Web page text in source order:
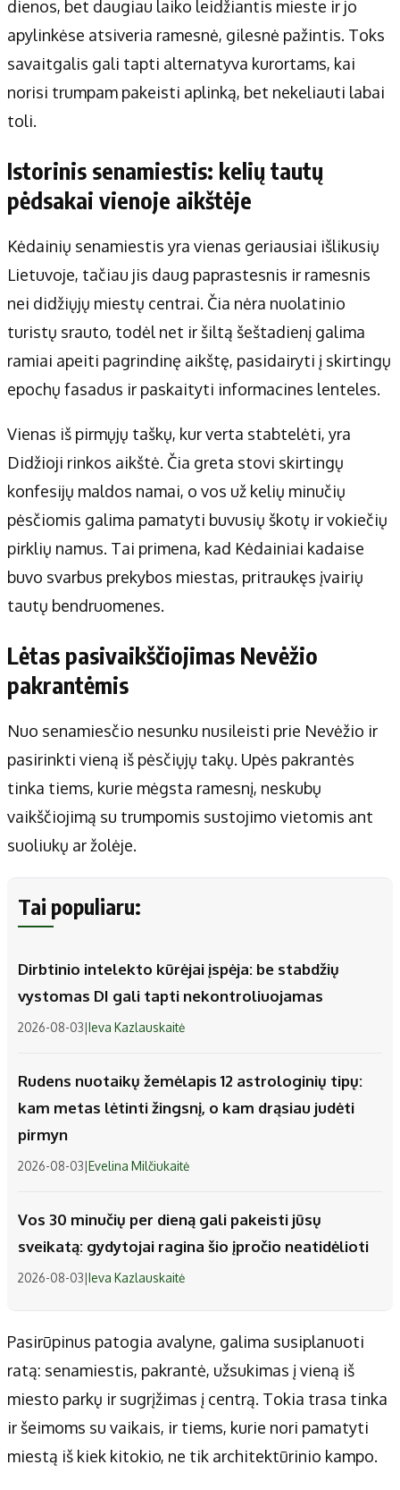
dienos, bet daugiau laiko leidžiantis mieste ir jo
apylinkėse atsiveria ramesnė, gilesnė pažintis. Toks
savaitgalis gali tapti alternatyva kurortams, kai
norisi trumpam pakeisti aplinką, bet nekeliauti labai
toli.
Istorinis senamiestis: kelių tautų
pėdsakai vienoje aikštėje
Kėdainių senamiestis yra vienas geriausiai išlikusių
Lietuvoje, tačiau jis daug paprastesnis ir ramesnis
nei didžiųjų miestų centrai. Čia nėra nuolatinio
turistų srauto, todėl net ir šiltą šeštadienį galima
ramiai apeiti pagrindinę aikštę, pasidairyti į skirtingų
epochų fasadus ir paskaityti informacines lenteles.
Vienas iš pirmųjų taškų, kur verta stabtelėti, yra
Didžioji rinkos aikštė. Čia greta stovi skirtingų
konfesijų maldos namai, o vos už kelių minučių
pėsčiomis galima pamatyti buvusių škotų ir vokiečių
pirklių namus. Tai primena, kad Kėdainiai kadaise
buvo svarbus prekybos miestas, pritraukęs įvairių
tautų bendruomenes.
Lėtas pasivaikščiojimas Nevėžio
pakrantėmis
Nuo senamiesčio nesunku nusileisti prie Nevėžio ir
pasirinkti vieną iš pėsčiųjų takų. Upės pakrantės
tinka tiems, kurie mėgsta ramesnį, neskubų
vaikščiojimą su trumpomis sustojimo vietomis ant
suoliukų ar žolėje.
Tai populiaru:
Dirbtinio intelekto kūrėjai įspėja: be stabdžių
vystomas DI gali tapti nekontroliuojamas
2026-08-03|Ieva Kazlauskaitė
Rudens nuotaikų žemėlapis 12 astrologinių tipų:
kam metas lėtinti žingsnį, o kam drąsiau judėti
pirmyn
2026-08-03|Evelina Milčiukaitė
Vos 30 minučių per dieną gali pakeisti jūsų
sveikatą: gydytojai ragina šio įpročio neatidėlioti
2026-08-03|Ieva Kazlauskaitė
Pasirūpinus patogia avalyne, galima susiplanuoti
ratą: senamiestis, pakrantė, užsukimas į vieną iš
miesto parkų ir sugrįžimas į centrą. Tokia trasa tinka
ir šeimoms su vaikais, ir tiems, kurie nori pamatyti
miestą iš kiek kitokio, ne tik architektūrinio kampo.